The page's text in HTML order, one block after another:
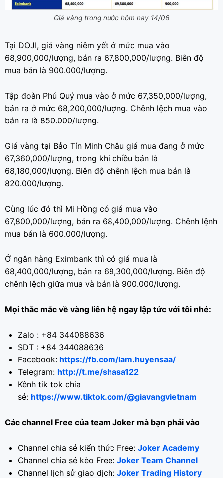
Giá vàng trong nước hôm nay 14/06
Tại DOJI, giá vàng niêm yết ở mức mua vào
68,900,000/lượng, bán ra 67,800,000/lượng. Biên độ
mua bán là 900.000/lượng.
Tập đoàn Phú Quý mua vào ở mức 67,350,000/lượng,
bán ra ở mức 68,200,000/lượng. Chênh lệch mua vào
bán ra là 850.000/lượng.
Giá vàng tại Bảo Tín Minh Châu giá mua đang ở mức
67,360,000/lượng, trong khi chiều bán là
68,180,000/lượng. Biên độ chênh lệch mua bán là
820.000/lượng.
Cùng lúc đó thì Mi Hồng có giá mua vào
67,800,000/lượng, bán ra 68,400,000/lượng. Chênh lệnh
mua bán là 600.000/lượng.
Ở ngân hàng Eximbank thì có giá mua là
68,400,000/lượng, bán ra 69,300,000/lượng. Biên độ
chênh lệch giữa mua và bán là 900.000/lượng.
Mọi thắc mắc về vàng liên hệ ngay lập tức với tôi nhé:
Zalo : +84 344088636
SDT : +84 344088636
Facebook: https://fb.com/lam.huyensaa/
Telegram: http://t.me/shasa122
Kênh tik tok chia
sẻ: https://www.tiktok.com/@giavangvietnam
Các channel Free của team Joker mà bạn phải vào
Channel chia sẻ kiến thức Free: Joker Academy
Channel chia sẻ kèo Free: Joker Team Channel
Channel lịch sử giao dịch: Joker Trading History